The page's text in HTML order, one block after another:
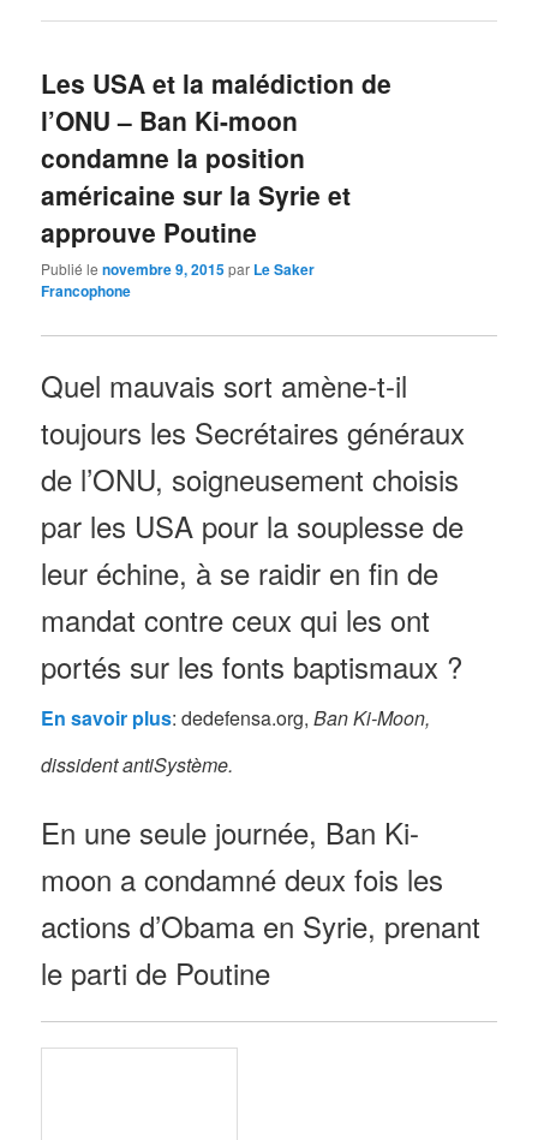
Les USA et la malédiction de
l’ONU – Ban Ki-moon
condamne la position
américaine sur la Syrie et
approuve Poutine
Publié lenovembre 9, 2015par Le Saker
Francophone
Quel mauvais sort amène-t-il
toujours les Secrétaires généraux
de l’ONU, soigneusement choisis
par les USA pour la souplesse de
leur échine, à se raidir en fin de
mandat contre ceux qui les ont
portés sur les fonts baptismaux ?
En savoir plus: dedefensa.org,Ban Ki-Moon,
dissident antiSystème.
En une seule journée, Ban Ki-
moon a condamné deux fois les
actions d’Obama en Syrie, prenant
le parti de Poutine